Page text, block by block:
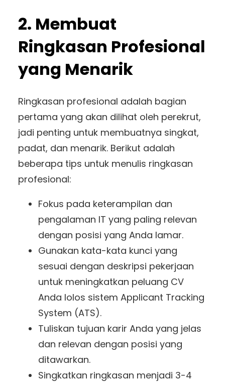
2. Membuat
Ringkasan Profesional
yang Menarik
Ringkasan profesional adalah bagian
pertama yang akan dilihat oleh perekrut,
jadi penting untuk membuatnya singkat,
padat, dan menarik. Berikut adalah
beberapa tips untuk menulis ringkasan
profesional:
Fokus pada keterampilan dan
pengalaman IT yang paling relevan
dengan posisi yang Anda lamar.
Gunakan kata-kata kunci yang
sesuai dengan deskripsi pekerjaan
untuk meningkatkan peluang CV
Anda lolos sistem Applicant Tracking
System (ATS).
Tuliskan tujuan karir Anda yang jelas
dan relevan dengan posisi yang
ditawarkan.
Singkatkan ringkasan menjadi 3-4